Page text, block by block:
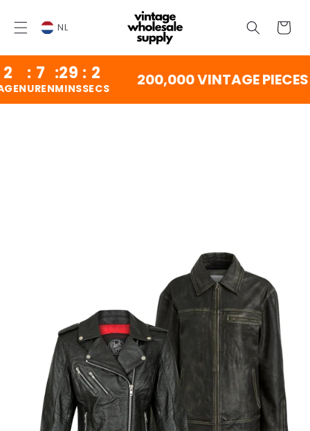
INHOUD NL
: :
UREN
29:
MINS
2
SECS 200,000 VINTAGE PIECES